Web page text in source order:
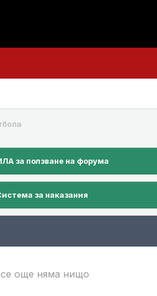
за ползване на форума
за наказания
още няма нищо